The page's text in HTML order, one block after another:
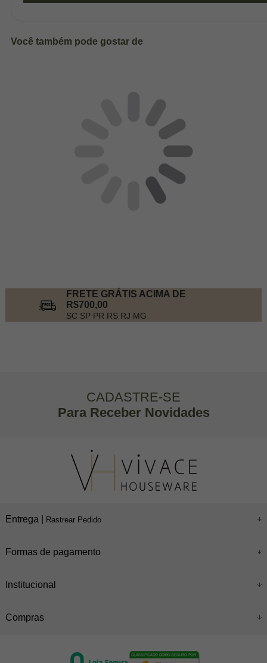
Você também pode gostar de
FRETE GRÁTIS ACIMA DE
R$700,00
SC SP PR RS RJ MG
CADASTRE-SE
Para Receber Novidades
Entrega | Rastrear Pedido
Formas de pagamento
Institucional
Compras